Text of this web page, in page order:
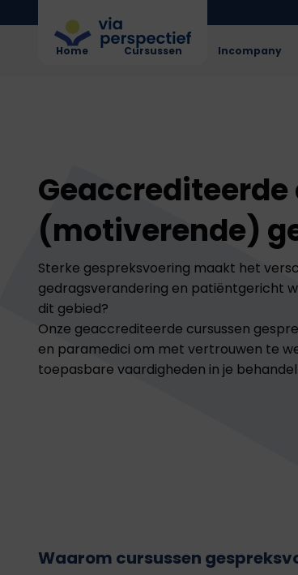
Home Cursussen Incompany
(motiverende)
Sterke gespreksvoering maakt het
gedragsverandering en patiëntgericht
dit gebied?
Onze geaccrediteerde cursussen
en paramedici om met vertrouwen te
toepasbare vaardigheden in je
Waarom cursussen